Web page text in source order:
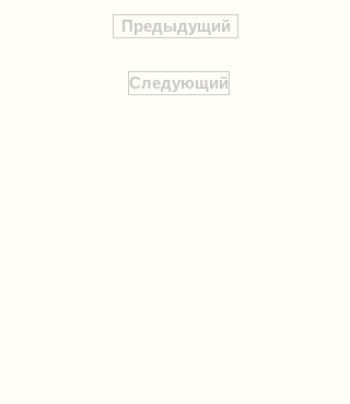
Предыдущий
Следующий